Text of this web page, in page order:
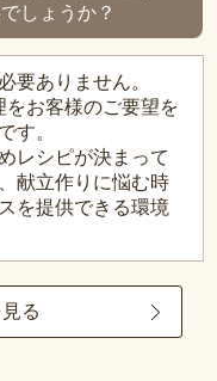
しょうか？
要ありません。
お客様のご要望を
す。
レシピが決まって
献立作りに悩む時
を提供できる環境
る